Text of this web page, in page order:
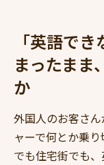
「英語で
まったまま
か
外国人のお客さ
ャーで何とか乗
でも住宅街でも